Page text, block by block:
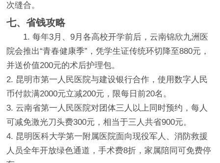
次缝合。
七、省钱攻略
1. 每年3月、9月各高校开学前后，云南锦欣九洲医
院会推出“青春健康季”，凭学生证传统环切降至880元，
并送价值200元的术后护理包。
2. 昆明市第一人民医院与建设银行合作，使用数字人民
币付款满2000元立减200元，限每日前20名。
3. 云南省第一人民医院对团体三人以上同时预约，每人
可减免激光刀头费300元，相当于三人共省900元。
4. 昆明医科大学第一附属医院面向现役军人、消防救援
人员全年开放绿色通道，手术费8折，家属陪同可免费停